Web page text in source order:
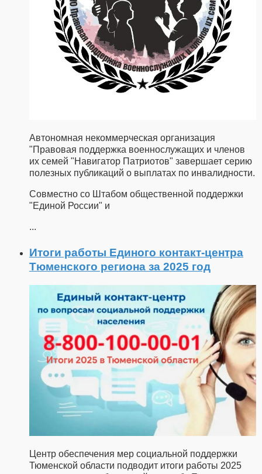
Автономная некоммерческая организация
"Правовая поддержка военнослужащих и членов
их семей "Навигатор Патриотов" завершает серию
полезных публикаций о выплатах по инвалидности.
Совместно со Штабом общественной поддержки
"Единой России" и
...
Итоги работы Единого контакт-центра
Тюменского региона за 2025 год
Центр обеспечения мер социальной поддержки
Тюменской области подводит итоги работы 2025